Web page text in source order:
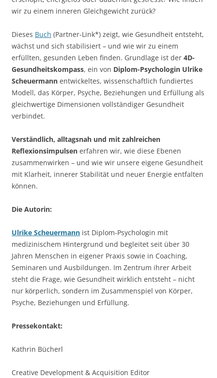
wir zu einem inneren Gleichgewicht zurück?
Dieses Buch (Partner-Link*) zeigt, wie Gesundheit entsteht,
wächst und sich stabilisiert – und wie wir zu einem
erfüllten, gesunden Leben finden. Grundlage ist der 4D-
Gesundheitskompass, ein von Diplom-Psychologin Ulrike
Scheuermann entwickeltes, wissenschaftlich fundiertes
Modell, das Körper, Psyche, Beziehungen und Erfüllung als
gleichwertige Dimensionen vollständiger Gesundheit
verbindet.
Verständlich, alltagsnah und mit zahlreichen
Reflexionsimpulsen erfahren wir, wie diese Ebenen
zusammenwirken – und wie wir unsere eigene Gesundheit
mit Klarheit, innerer Stabilität und neuer Energie entfalten
können.
Die Autorin:
Ulrike Scheuermann ist Diplom-Psychologin mit
medizinischem Hintergrund und begleitet seit über 30
Jahren Menschen in eigener Praxis sowie in Coaching,
Seminaren und Ausbildungen. Im Zentrum ihrer Arbeit
steht die Frage, wie Gesundheit wirklich entsteht – nicht
nur körperlich, sondern im Zusammenspiel von Körper,
Psyche, Beziehungen und Erfüllung.
Pressekontakt:
Kathrin Bücherl
Creative Development & Acquisition Editor